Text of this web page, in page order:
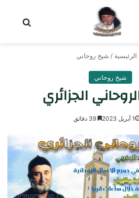
الرئيسية / شيخ روحاني
شيخ روحاني
الجزائري
1 أبريل 2023